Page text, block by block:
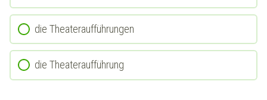
die Theateraufführungen
die Theateraufführung